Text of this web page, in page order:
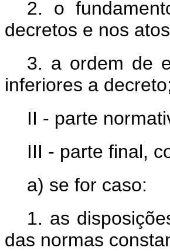
2. o
decretos e nos
3. a ordem de
inferiores a decreto;
II - parte
III - parte final,
a) se for caso:
1. as
das normas